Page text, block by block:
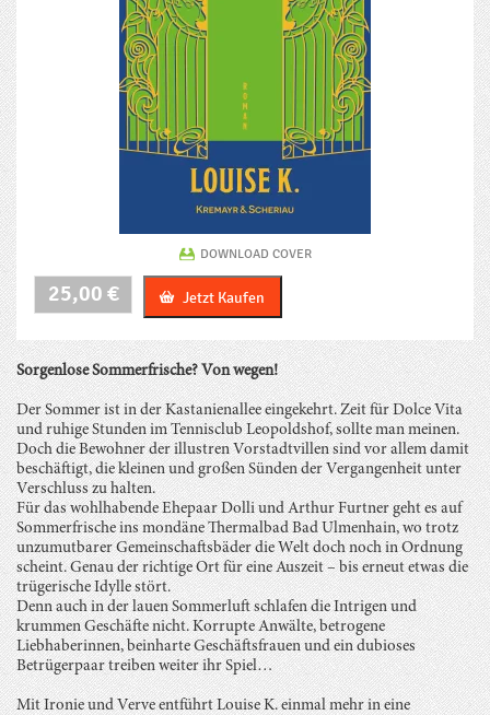
DOWNLOAD COVER
25,00 €
Ulmenhain
Menge
Jetzt Kaufen
Sorgenlose Sommerfrische? Von wegen!
Der Sommer ist in der Kastanienallee eingekehrt. Zeit für Dolce Vita
und ruhige Stunden im Tennisclub Leopoldshof, sollte man meinen.
Doch die Bewohner der illustren Vorstadtvillen sind vor allem damit
beschäftigt, die kleinen und großen Sünden der Vergangenheit unter
Verschluss zu halten.
Für das wohlhabende Ehepaar Dolli und Arthur Furtner geht es auf
Sommerfrische ins mondäne Thermalbad Bad Ulmenhain, wo trotz
unzumutbarer Gemeinschaftsbäder die Welt doch noch in Ordnung
scheint. Genau der richtige Ort für eine Auszeit – bis erneut etwas die
trügerische Idylle stört.
Denn auch in der lauen Sommerluft schlafen die Intrigen und
krummen Geschäfte nicht. Korrupte Anwälte, betrogene
Liebhaberinnen, beinharte Geschäftsfrauen und ein dubioses
Betrügerpaar treiben weiter ihr Spiel…
Mit Ironie und Verve entführt Louise K. einmal mehr in eine